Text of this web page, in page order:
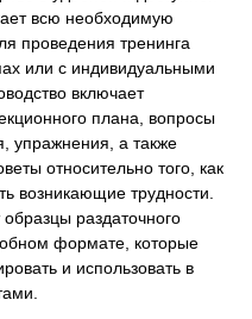
всю необходимую
проведения тренинга
или с индивидуальными
включает
плана, вопросы
упражнения, а также
относительно того, как
возникающие трудности.
раздаточного
формате, которые
и использовать в